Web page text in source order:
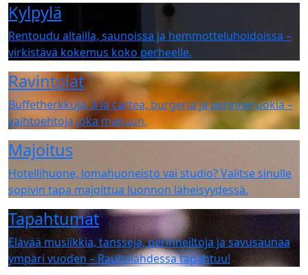
Kylpylä
Rentoudu altailla, saunoissa ja hemmotteluhoidoissa –
virkistävä kokemus koko perheelle.
Ravintolat
Buffetherkkuja, à la cartea, burgeria ja perinneruokia –
vaihtoehtoja joka makuun.
Majoitus
Hotellihuone, lomahuoneisto vai studio? Valitse sinulle
sopivin tapa majoittua luonnon läheisyydessä.
Tapahtumat
Elävää musiikkia, tansseja, perinneiltoja ja savusaunaa
ympäri vuoden – Rauhalahdessa tapahtuu!